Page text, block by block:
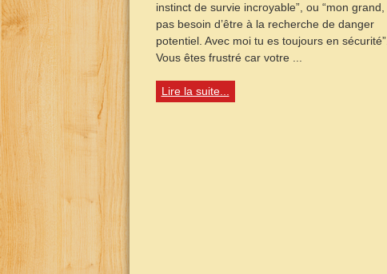
instinct de survie incroyable”, ou “mon grand,
pas besoin d’être à la recherche de danger
potentiel. Avec moi tu es toujours en sécurité”.
Vous êtes frustré car votre ...
Lire la suite...